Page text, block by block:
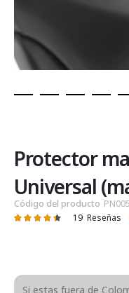
de
la
galería
de
imágenes
Protector
Universal
Código del producto
Valoración: 19 Reseñas
Si estas fuera de